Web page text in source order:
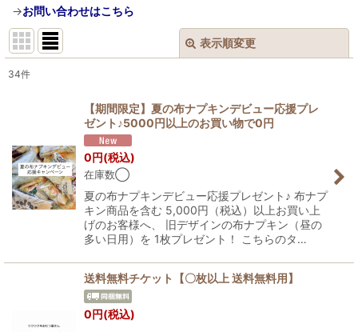
→お問い合わせはこちら
表示順変更
サブカテゴリ
表示数:
在庫あり
絞り込む
34件
【期間限定】夏の布ナプキンデビュー応援プレ
ゼント♪5000円以上のお買い物で0円
0円(税込)
在庫数◯
夏の布ナプキンデビュー応援プレゼント♪ 布ナプ
キン商品を含む 5,000円（税込）以上お買い上
げのお客様へ、 旧デザインの布ナプキン（昼の
多い日用）を 1枚プレゼント！ こちらのタ…
送料無料チケット【〇枚以上 送料無料用】
0円(税込)